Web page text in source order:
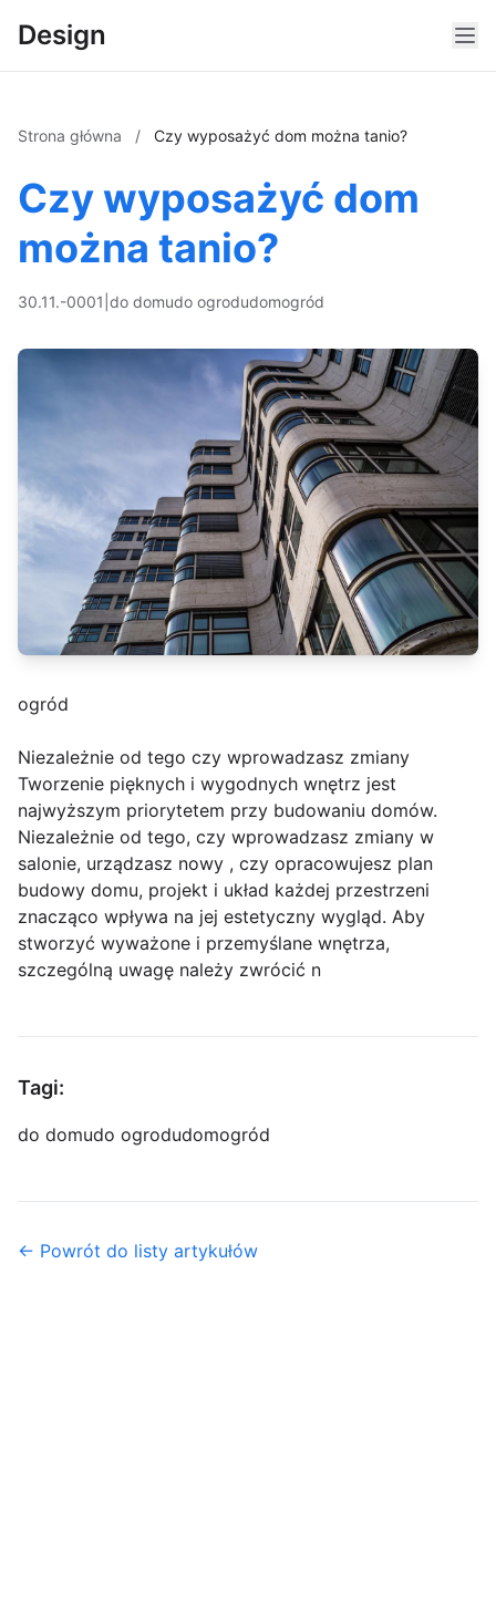
Design
Strona główna / Czy wyposażyć dom można tanio?
Czy wyposażyć dom
można tanio?
30.11.-0001 do domudo ogrodudomogród
ogród
Niezależnie od tego czy wprowadzasz zmiany
Tworzenie pięknych i wygodnych wnętrz jest
najwyższym priorytetem przy budowaniu domów.
Niezależnie od tego, czy wprowadzasz zmiany w
salonie, urządzasz nowy , czy opracowujesz plan
budowy domu, projekt i układ każdej przestrzeni
znacząco wpływa na jej estetyczny wygląd. Aby
stworzyć wyważone i przemyślane wnętrza,
szczególną uwagę należy zwrócić n
Tagi:
do domudo ogrodudomogród
← Powrót do listy artykułów